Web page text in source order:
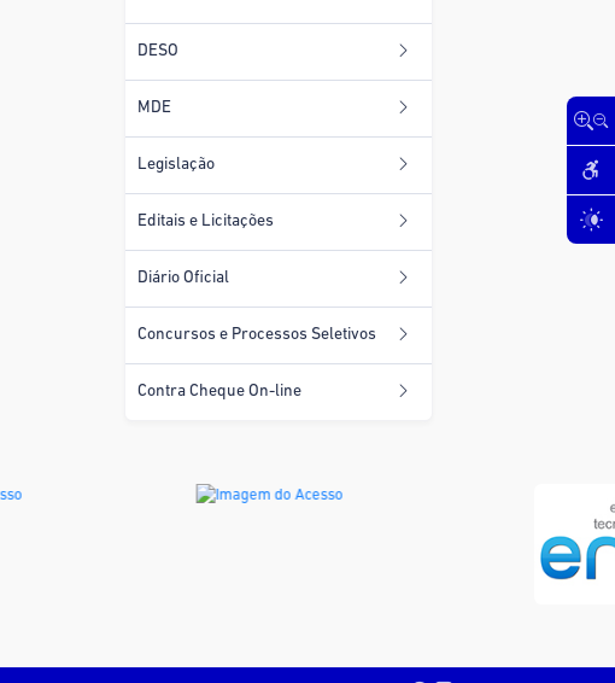
DESO
MDE
Legislação
Editais e Licitações
Diário Oficial
Concursos e Processos Seletivos
Contra Cheque On-line